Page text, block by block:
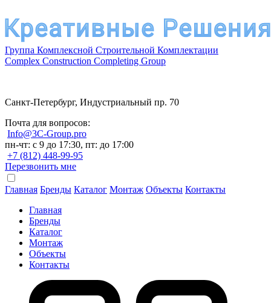
Группа Комплексной Строительной Комплектации
Complex Construction Completing Group
Санкт-Петербург, Индустриальный пр. 70
Почта для вопросов:
Info@3C-Group.pro
пн-чт: с 9 до 17:30, пт: до 17:00
+7 (812) 448-99-95
Перезвонить мне
Главная Бренды Каталог Монтаж Объекты Контакты
Главная
Бренды
Каталог
Монтаж
Объекты
Контакты